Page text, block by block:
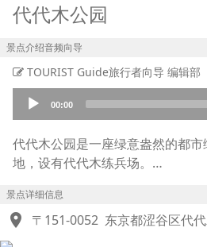
代代木公园
景点介绍音频向导
TOURIST Guide旅行者向导 编辑部
Audio
Player
00:00
代代木公园是一座绿意盎然的都
地，设有代代木练兵场。
还后，这里建成了东京奥运会的运
代代木公园于1967年正式开放，距
景点详细信息
location_on 〒151-0052 东京都涩谷区代